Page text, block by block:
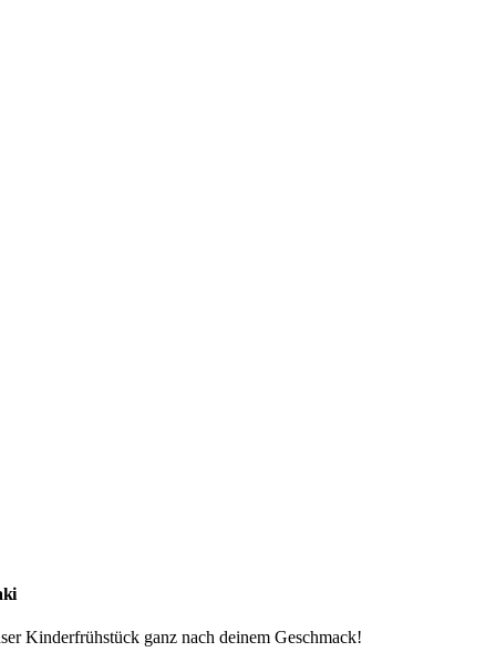
Kinderfrühstück ganz nach deinem Geschmack!